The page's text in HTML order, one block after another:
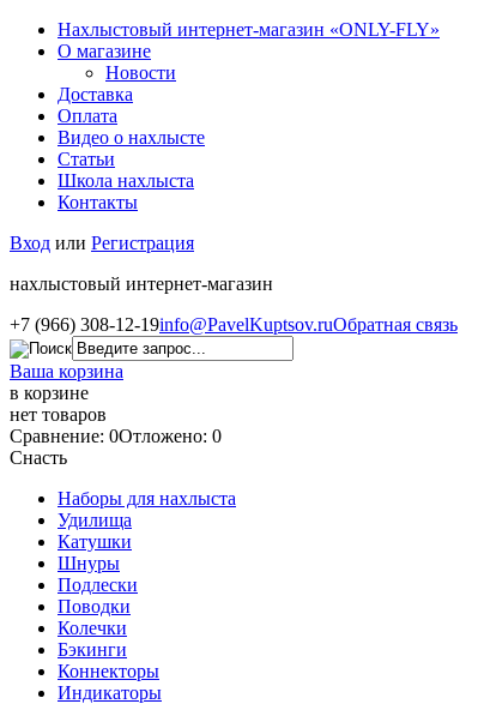
Нахлыстовый интернет-магазин «ONLY-FLY»
О магазине
Новости
Доставка
Оплата
Видео о нахлысте
Статьи
Школа нахлыста
Контакты
Вход или Регистрация
нахлыстовый интернет-магазин
+7 (966) 308-12-19info@PavelKuptsov.ruОбратная связь
Ваша корзина
в корзине
нет товаров
Сравнение: 0Отложено: 0
Снасть
Наборы для нахлыста
Удилища
Катушки
Шнуры
Подлески
Поводки
Колечки
Бэкинги
Коннекторы
Индикаторы